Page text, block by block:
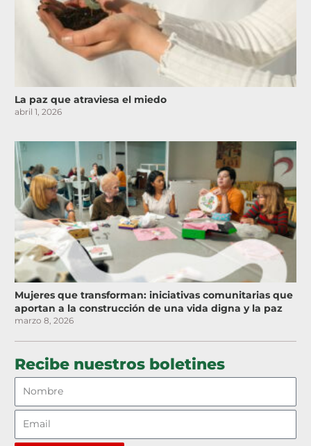
La paz que atraviesa el miedo
abril 1, 2026
Mujeres que transforman: iniciativas comunitarias que
aportan a la construcción de una vida digna y la paz
marzo 8, 2026
Recibe nuestros boletines